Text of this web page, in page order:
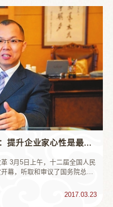
【2017两会】林腾蛟代表：提升企业家心性是最有效供给侧改革 农村文化不容忽视
民
幕，听取和审议了国务院总理
2017.03.23